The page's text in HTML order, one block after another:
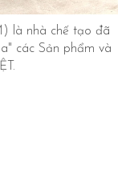
là nhà chế tạo đã
các Sản phẩm và